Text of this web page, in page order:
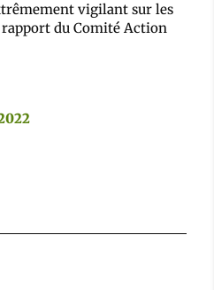
vigilant sur les
du Comité Action